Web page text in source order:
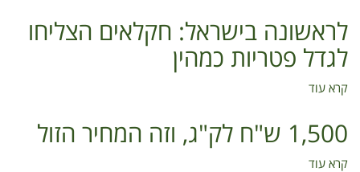
לראשונה בישראל: חקלאים הצליחו
לגדל פטריות כמהין
קרא עוד
בישראל:
חקלאים1,500 ש"ח לק"ג, וזה המחיר הזול
קרא עוד